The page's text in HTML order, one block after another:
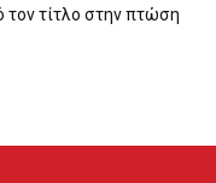
τίτλο στην πτώση